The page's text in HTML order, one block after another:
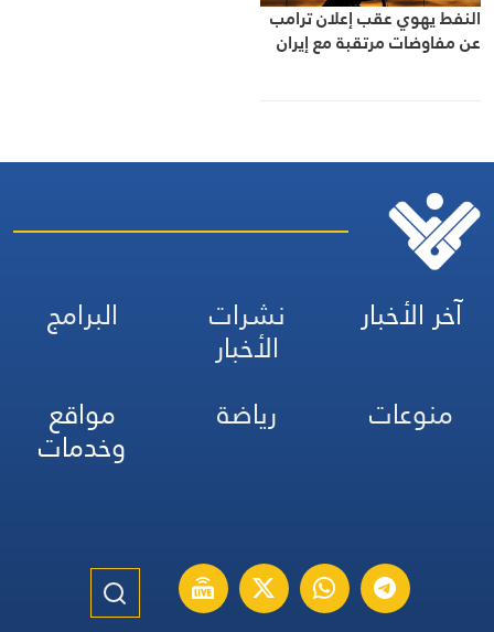
النفط يهوي عقب إعلان ترامب
عن مفاوضات مرتقبة مع إيران
آخر الأخبار نشرات
الأخبار
البرامج
منوعات
رياضة مواقع
وخدمات